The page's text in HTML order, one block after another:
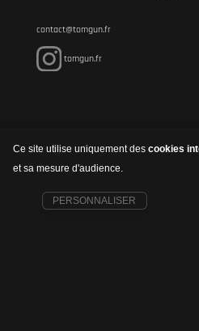
contact@tomgun.fr
tomgun.fr
Ce site utilise uniquement des cookies
et sa mesure d'audience.
PERSONNALISER